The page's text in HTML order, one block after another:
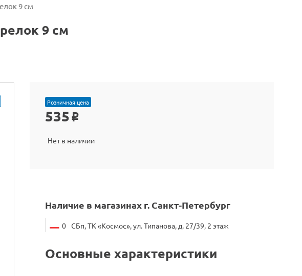
9 см
9 см
Розничная цена
535 o
Нет в наличии
Наличие в магазинах г. Санкт-Петербург
0 СБп, ТК «Космос», ул. Типанова, д. 27/39, 2 этаж
Основные характеристики